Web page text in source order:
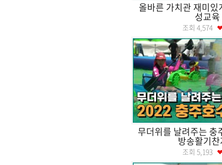
올바른 가치관 재미
성교육
조회 4,574
무더위를 날려주는 충
방송활기
조회 5,193